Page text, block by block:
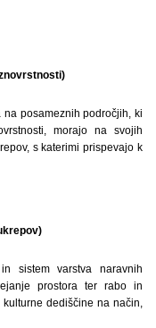
na posameznih področjih, ki
morajo na svojih
s katerimi prispevajo k
sistem varstva naravnih
prostora ter rabo in
dediščine na način,